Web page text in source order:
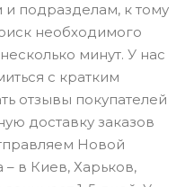
подразделам, к тому
необходимого
минут. У нас
с кратким
отзывы покупателей
доставку заказов
Новой
в Киев, Харьков,